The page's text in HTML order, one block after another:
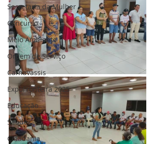
Secretaria da Mulher
Concurso
Meio Ambiente
Ordem de Serviço
Carnavassis
ExpoFronteira 2025
Educação
Saúde
Cidadania